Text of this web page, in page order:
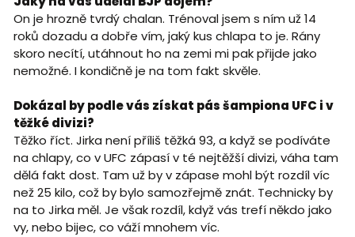
On je hrozně tvrdý chalan. Trénoval jsem s ním už 14
roků dozadu a dobře vím, jaký kus chlapa to je. Rány
skoro necítí, utáhnout ho na zemi mi pak přijde jako
nemožné. I kondičně je na tom fakt skvěle.
Dokázal by podle vás získat pás šampiona UFC i v
těžké divizi?
Těžko říct. Jirka není příliš těžká 93, a když se podíváte
na chlapy, co v UFC zápasí v té nejtěžší divizi, váha tam
dělá fakt dost. Tam už by v zápase mohl být rozdíl víc
než 25 kilo, což by bylo samozřejmě znát. Technicky by
na to Jirka měl. Je však rozdíl, když vás trefí někdo jako
vy, nebo bijec, co váží mnohem víc.